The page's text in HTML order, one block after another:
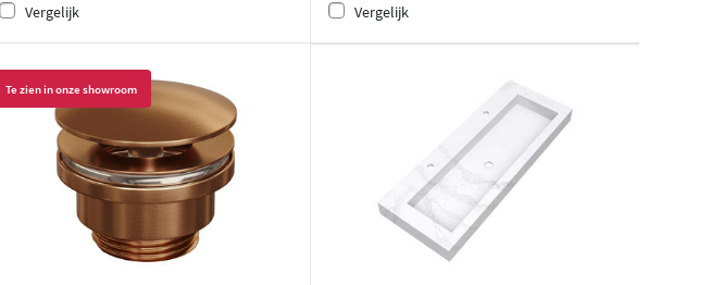
Vergelijk Vergelijk
Te zien in onze showroom